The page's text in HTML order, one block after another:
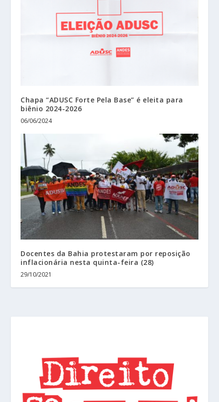
Chapa “ADUSC Forte Pela Base” é eleita para
biênio 2024-2026
06/06/2024
Docentes da Bahia protestaram por reposição
inflacionária nesta quinta-feira (28)
29/10/2021